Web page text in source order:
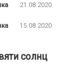
21.08.2020
15.08.2020
солнц